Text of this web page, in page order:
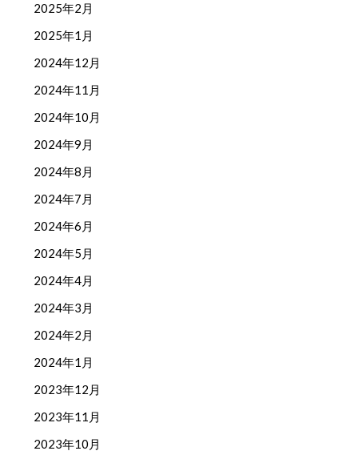
2025年2月
2025年1月
2024年12月
2024年11月
2024年10月
2024年9月
2024年8月
2024年7月
2024年6月
2024年5月
2024年4月
2024年3月
2024年2月
2024年1月
2023年12月
2023年11月
2023年10月